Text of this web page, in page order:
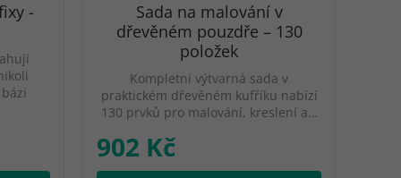
-
Sada na malování v
dřevěném pouzdře – 130
položek
Kompletní výtvarná sada v
praktickém dřevěném kufříku nabízí
130 prvků pro malování, kreslení a…
902 Kč